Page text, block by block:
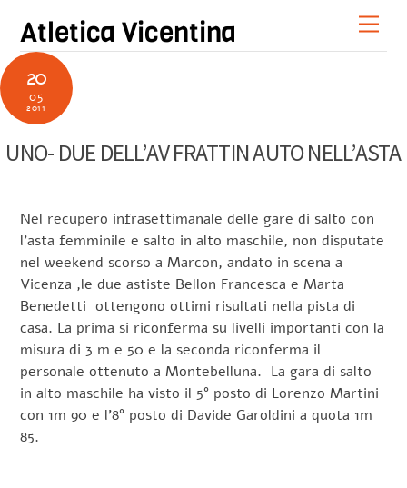
content
Atletica Vicentina
20
05
2011
UNO- DUE DELL’AV FRATTIN AUTO NELL’ASTA
Nel recupero infrasettimanale delle gare di salto con
l’asta femminile e salto in alto maschile, non disputate
nel weekend scorso a Marcon, andato in scena a
Vicenza ,le due astiste Bellon Francesca e Marta
Benedetti ottengono ottimi risultati nella pista di
casa. La prima si riconferma su livelli importanti con la
misura di 3 m e 50 e la seconda riconferma il
personale ottenuto a Montebelluna. La gara di salto
in alto maschile ha visto il 5° posto di Lorenzo Martini
con 1m 90 e l’8° posto di Davide Garoldini a quota 1m
85.